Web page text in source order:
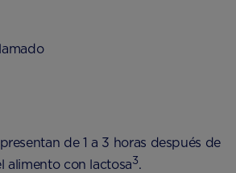
de 1 a 3 horas después de
alimento con lactosa3.